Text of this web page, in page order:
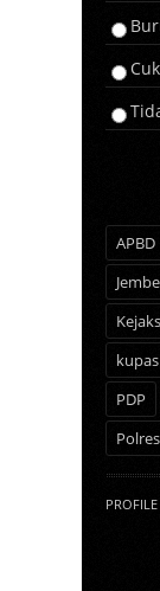
APBD
PDP
PROFILE